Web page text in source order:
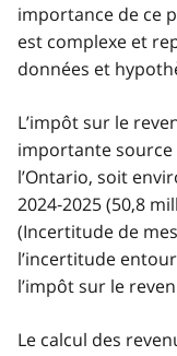
importance de ce
est complexe et
données et
L’impôt sur le
importante source
l’Ontario, soit
2024‑2025 (50,8
(Incertitude de
l’incertitude
l’impôt sur le
Le calcul des